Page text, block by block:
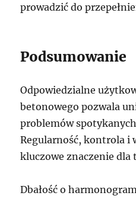
prowadzić do
Podsumowanie
Odpowiedzialne
betonowego pozwala
problemów
Regularność, kontrola i
kluczowe znaczenie dla
Dbałość o